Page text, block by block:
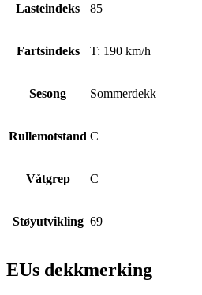
Lasteindeks 85
Fartsindeks T: 190 km/h
Sesong Sommerdekk
Rullemotstand C
Våtgrep C
Støyutvikling 69
EUs dekkmerking